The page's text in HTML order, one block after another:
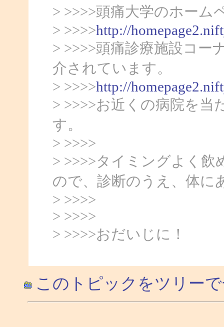
> >>>>頭痛大学のホーム
> >>>>http://
> >>>>頭痛診療施設コー
介されています。
> >>>>http://
> >>>>お近くの病院を
す。
> >>>>
> >>>>タイミングよく
ので、診断のうえ、体に
> >>>>
> >>>>
> >>>>おだいじに！
このトピックをツリー